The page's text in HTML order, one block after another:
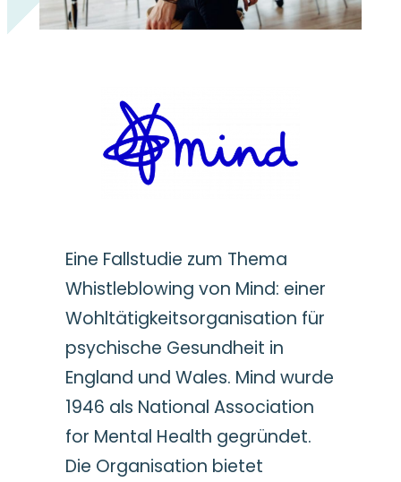
Eine Fallstudie zum Thema
Whistleblowing von Mind: einer
Wohltätigkeitsorganisation für
psychische Gesundheit in
England und Wales. Mind wurde
1946 als National Association
for Mental Health gegründet.
Die Organisation bietet